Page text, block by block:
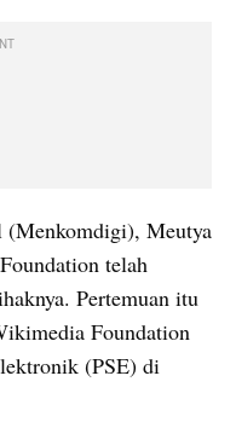
Meutya
telah
Pertemuan itu
Foundation
(PSE) di